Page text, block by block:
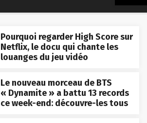
Pourquoi regarder High Score sur
Netflix, le docu qui chante les
louanges du jeu vidéo
Le nouveau morceau de BTS
« Dynamite » a battu 13 records
ce week-end: découvre-les tous